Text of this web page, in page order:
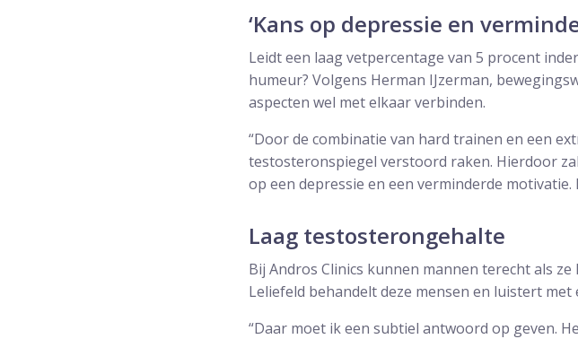
‘Kans op depressie en
Leidt een laag vetpercentage van 5 procent
humeur? Volgens Herman IJzerman,
aspecten wel met elkaar verbinden.
“Door de combinatie van hard trainen en een
testosteronspiegel verstoord raken. Hierdoor
op een depressie en een verminderde
Laag testosterongehalte
Bij Andros Clinics kunnen mannen terecht als
Leliefeld behandelt deze mensen en luistert
“Daar moet ik een subtiel antwoord op geven.